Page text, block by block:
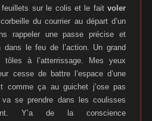
feuillets sur le colis et le fait voler
du courrier au départ d’un
rappeler une passe précise et
dans le feu de l’action. Un grand
à l’atterrissage. Mes yeux
cesse de battre l’espace d’une
comme ça au guichet j’ose pas
va se prendre dans les coulisses
Y’a de la conscience